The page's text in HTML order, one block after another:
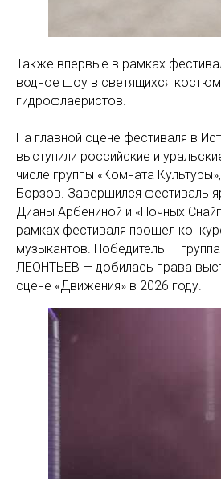
Также впервые в рамках
водное шоу в светящихся
гидрофлаеристов.
На главной сцене фестиваля в
выступили российские и
числе группы «Комната
Борзов. Завершился фестиваль
Дианы Арбениной и «Ночных
рамках фестиваля прошел
музыкантов. Победитель —
ЛЕОНТЬЕВ — добилась права
сцене «Движения» в 2026 году.